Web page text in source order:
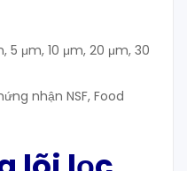
5 μm, 10 μm, 20 μm, 30
nhận NSF, Food